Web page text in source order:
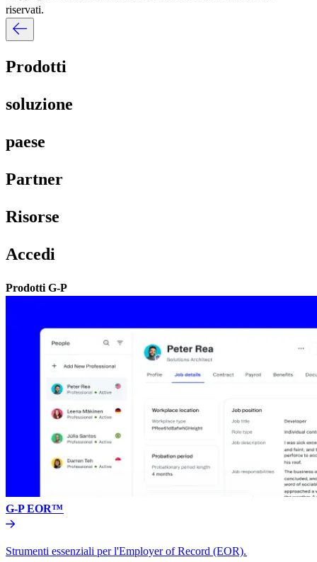
riservati.​​
Prodotti​​
soluzione​​
paese​​
Partner​​
Risorse​​
Accedi​​
Prodotti G-P​​
G-P EOR™​​
Strumenti essenziali per l'Employer of Record (EOR).​​